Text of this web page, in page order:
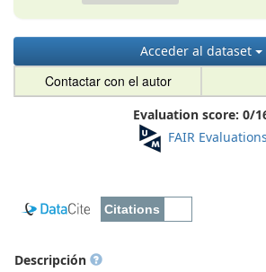
Acceder al dataset
Contactar con el autor
Evaluation score: 0/
FAIR Evaluations
Descripción